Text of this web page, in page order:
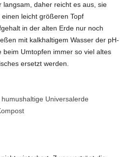
langsam, daher reicht es aus, sie
leicht größeren Topf
in der alten Erde nur noch
mit kalkhaltigem Wasser der pH-
beim Umtopfen immer so viel altes
ersetzt werden.
Universalerde